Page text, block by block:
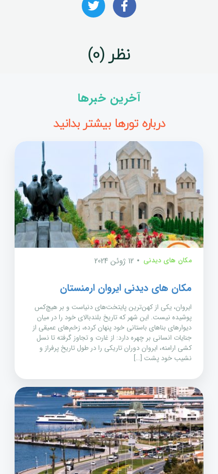
نظر (0)
آخرین خبرها
درباره تورها بیشتر بدانید
مکان های دیدنی 12 ژوئن 2024
مکان های دیدنی ایروان ارمنستان
ایروان، یکی از کهن‌ترین پایتخت‌های دنیاست و بر هیچ‌کس
پوشیده نیست. این شهر که تاریخ بلندبالای خود را در میان
دیوارهای بناهای باستانی خود پنهان کرده، زخم‌های عمیقی از
جنایات انسانی بر چهره دارد: از غارت و تجاوز گرفته تا نسل
کشی ارامنه، ایروان دوران تاریکی را در طول تاریخ پرفراز و
نشیب خود پشت […]